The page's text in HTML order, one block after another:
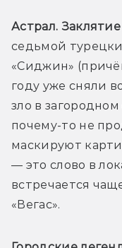
Астрал.
седьмой
«Сиджин»
году уже сняли
зло в
почему-то не
маскируют
— это слово в
встречается
«Вегас».